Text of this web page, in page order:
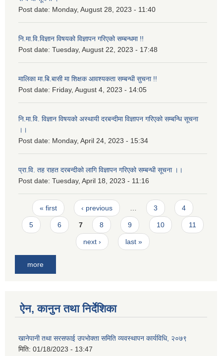
Post date: Monday, August 28, 2023 - 11:40
नि.मा.वि.विज्ञान विषयको विज्ञापन गरिएको सम्बन्धमा !!
Post date: Tuesday, August 22, 2023 - 17:48
मालिका मा.बि.बासी मा शिक्षक आवश्यकता सम्बन्धी सुचना !!
Post date: Friday, August 4, 2023 - 14:05
नि.मा.वि. विज्ञान विषयको अस्थायी दरबन्दीमा विज्ञापन गरिएको सम्बन्धि सूचना
।।
Post date: Monday, April 24, 2023 - 15:34
प्रा.वि. तह राहत दरबन्दीको लागि विज्ञापन गरिएको सम्बन्धी सूचना ।।
Post date: Tuesday, April 18, 2023 - 11:16
Pages
« first ‹ previous 3 4
5 6 7 8 9 10 11
next › last »
more
ऐन, कानुन तथा निर्देशिका
खानेपानी तथा सरसफाई उपभोक्ता समिति व्यवस्थापन कार्यविधि, २०७९
मिति: 01/18/2023 - 13:47